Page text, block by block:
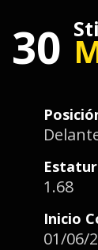
30
1.68
Inicio
01/06/